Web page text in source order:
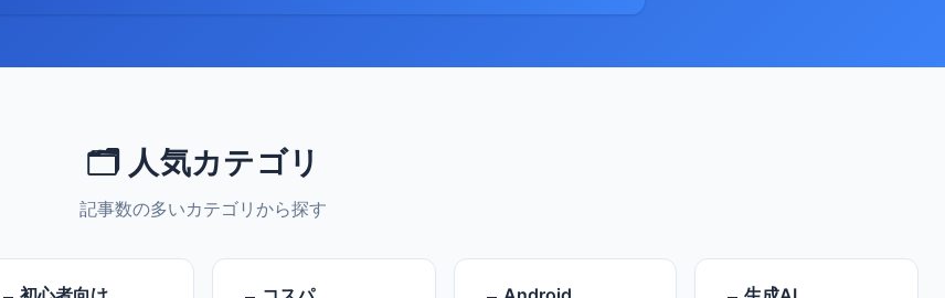
🗂️ 人気カテゴリ
記事数の多いカテゴリから探す